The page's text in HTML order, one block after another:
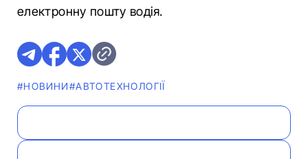
електронну пошту водія.
#НОВИНИ#АВТОТЕХНОЛОГІЇ